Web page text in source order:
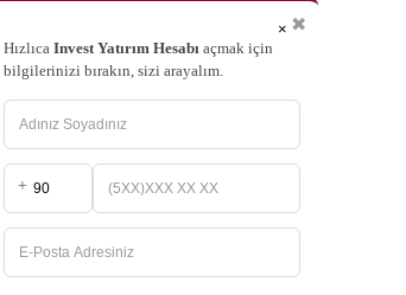
✖
Hızlıca Invest Yatırım Hesabıaçmak için
bilgilerinizi bırakın, sizi arayalım.
+
×